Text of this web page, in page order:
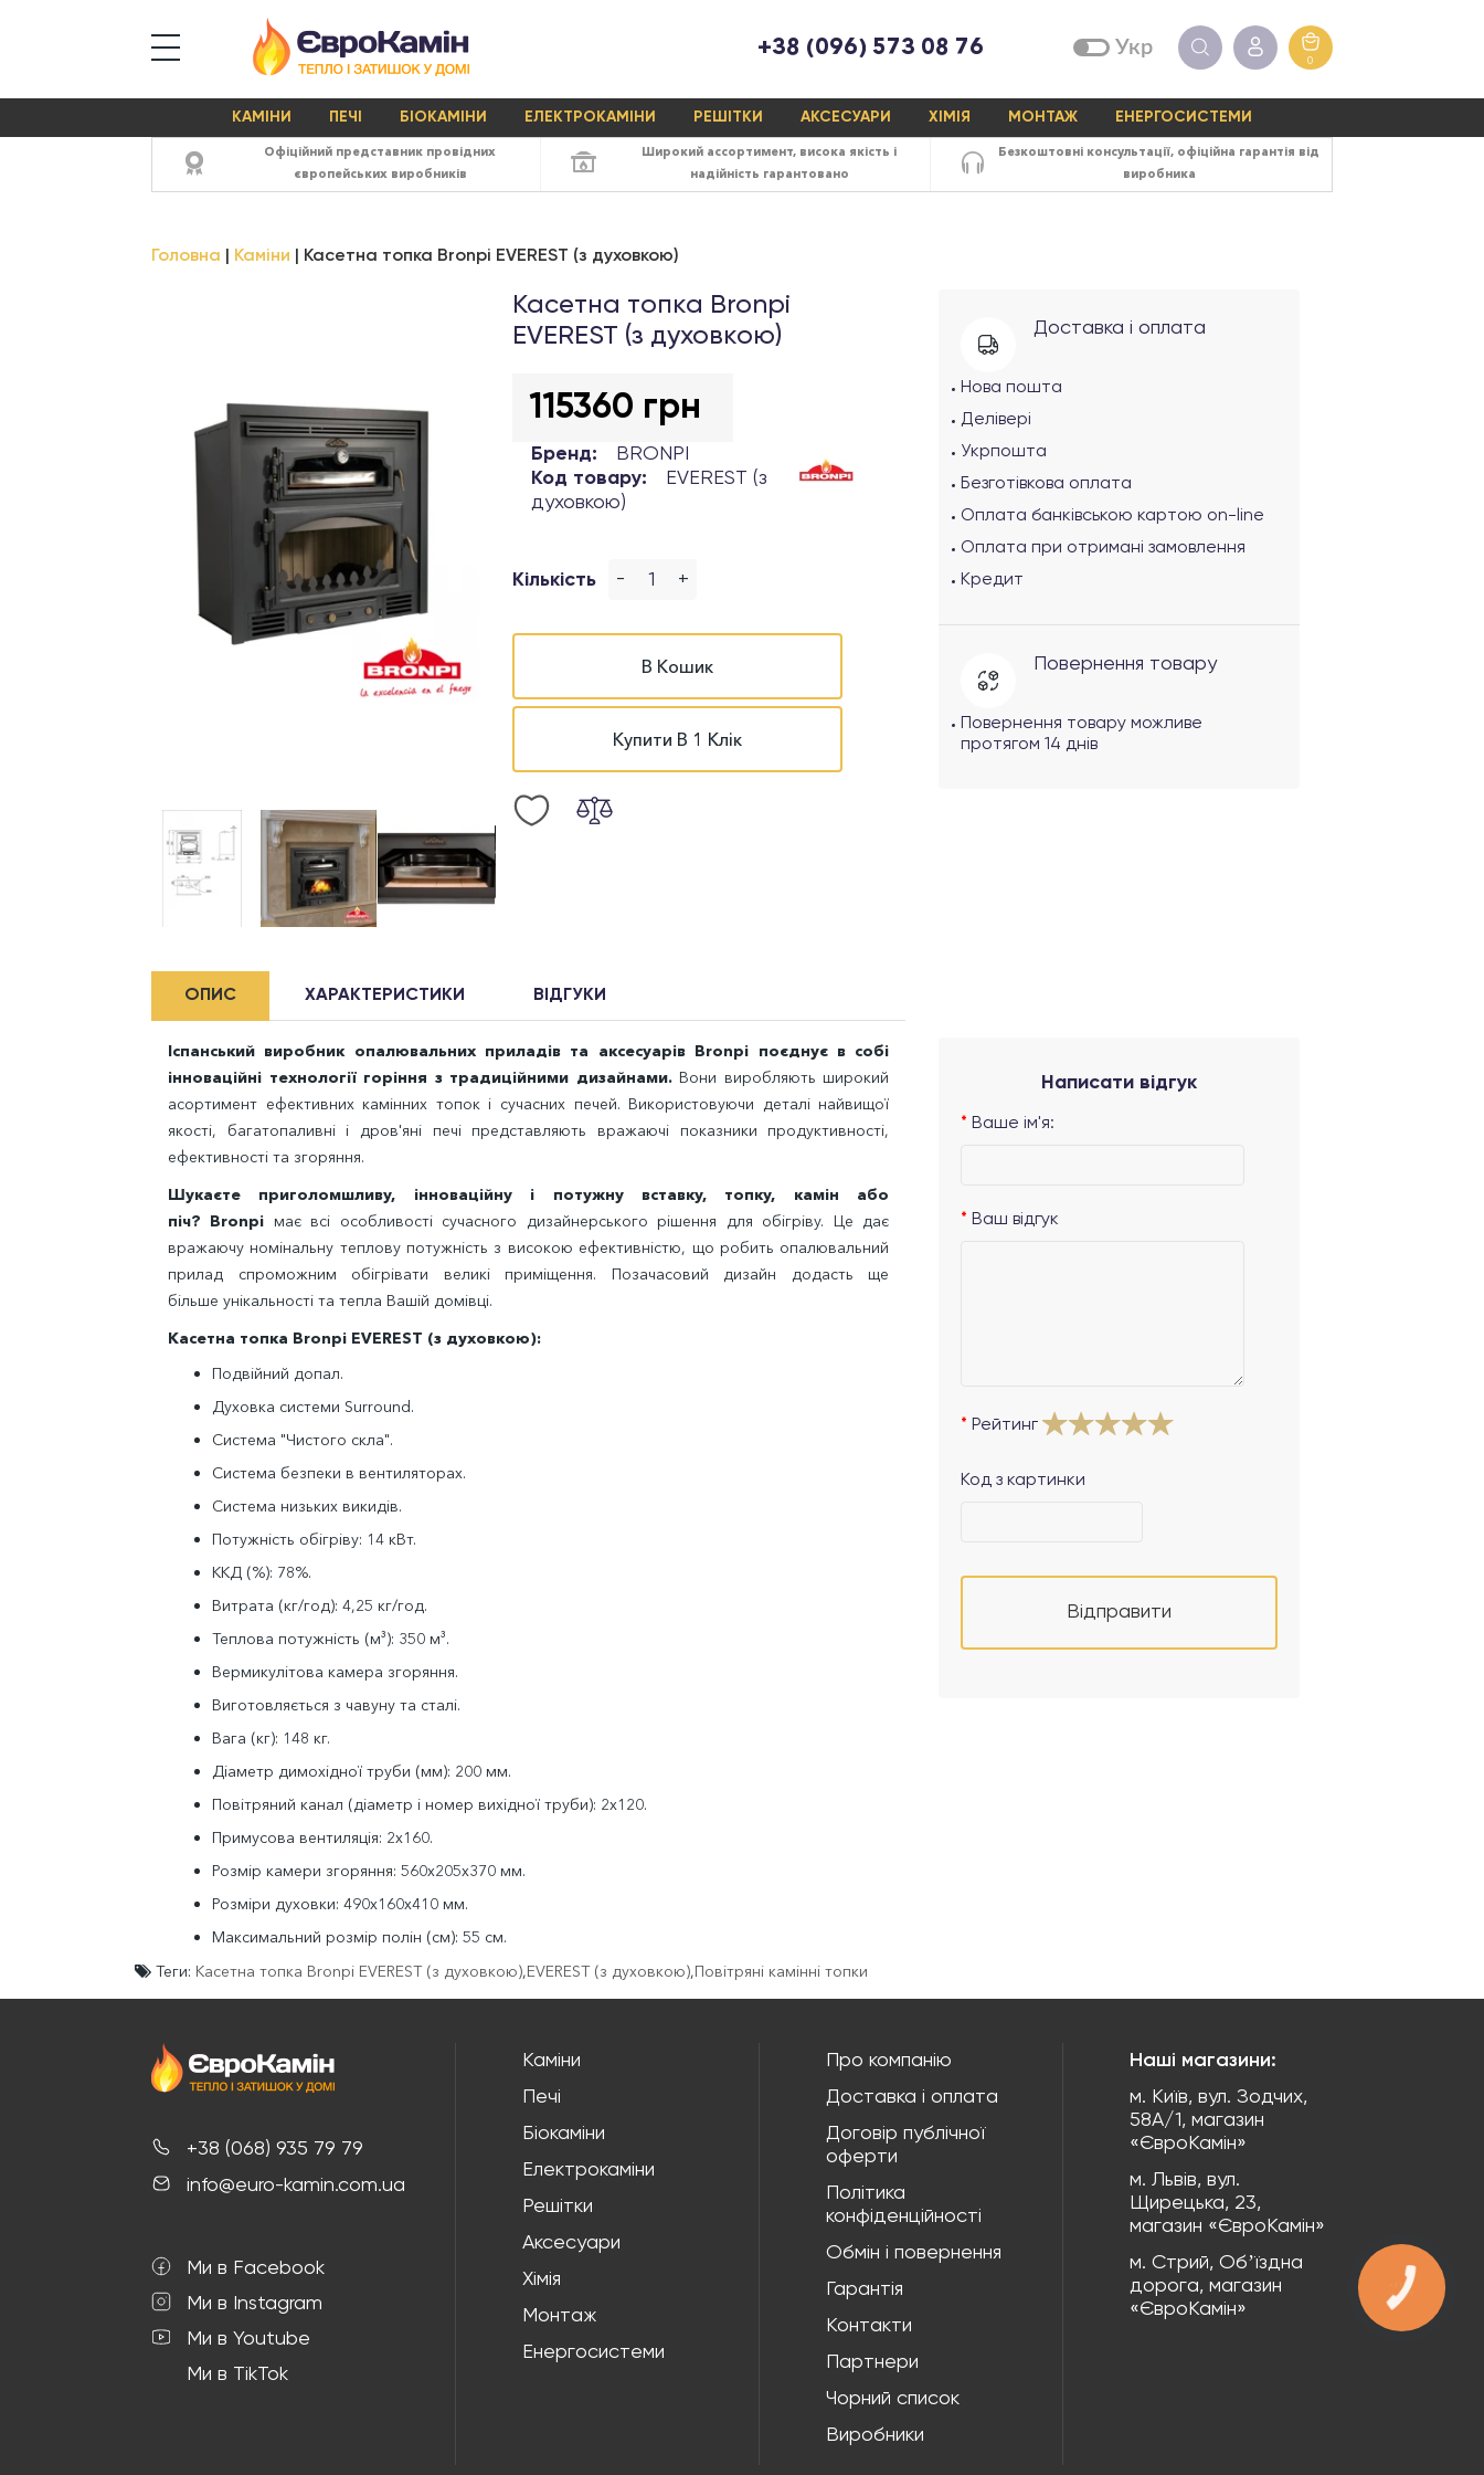
+38 (096) 573 08 76 Укр
0
КАМІНИ ПЕЧІ БІОКАМІНИ ЕЛЕКТРОКАМІНИ РЕШІТКИ АКСЕСУАРИ ХІМІЯ МОНТАЖ ЕНЕРГОСИСТЕМИ
Офіційний представник провідних
європейських виробників
Широкий ассортимент, висока якість і
надійність гарантовано
Безкоштовні консультації, офіційна гарантія від
виробника
Головна Каміни Касетна топка Bronpi EVEREST (з духовкою)
Касетна топка Bronpi
EVEREST (з духовкою)
115360 грн
Бренд:
BRONPI
Код товару:
EVEREST (з
духовкою)
Кількість - +
В Кошик
Купити В 1 Клік
Доставка і оплата
Нова пошта
Делівері
Укрпошта
Безготівкова оплата
Оплата банківською картою on-line
Оплата при отримані замовлення
Кредит
Повернення товару
Повернення товару можливе
протягом 14 днів
ОПИС ХАРАКТЕРИСТИКИ ВІДГУКИ
Іспанський виробник опалювальних приладів та аксесуарів Bronpi поєднує в собі
інноваційні технології горіння з традиційними дизайнами.Вони виробляють широкий
асортимент ефективних камінних топок і сучасних печей. Використовуючи деталі найвищої
якості, багатопаливні і дров'яні печі представляють вражаючі показники продуктивності,
ефективності та згоряння.
Шукаєте приголомшливу, інноваційну і потужну вставку, топку, камін або
піч? Bronpi має всі особливості сучасного дизайнерського рішення для обігріву. Це дає
вражаючу номінальну теплову потужність з високою ефективністю, що робить опалювальний
прилад спроможним обігрівати великі приміщення. Позачасовий дизайн додасть ще
більше унікальності та тепла Вашій домівці.
Касетна топка Bronpi EVEREST (з духовкою):
Подвійний допал.
Духовка системи Surround.
Система "Чистого скла".
Система безпеки в вентиляторах.
Система низьких викидів.
Потужність обігріву: 14 кВт.
ККД (%): 78%.
Витрата (кг/год): 4,25 кг/год.
Теплова потужність (м³): 350 м³.
Вермикулітова камера згоряння.
Виготовляється з чавуну та сталі.
Вага (кг): 148 кг.
Діаметр димохідної труби (мм): 200 мм.
Повітряний канал (діаметр і номер вихідної труби): 2x120.
Примусова вентиляція: 2х160.
Розмір камери згоряння: 560x205x370 мм.
Розміри духовки: 490x160x410 мм.
Максимальний розмір полін (см): 55 см.
Написати відгук
Ваше ім'я:
Ваш відгук
Рейтинг
Код з картинки
Відправити
Теги: Касетна топка Bronpi EVEREST (з духовкою),EVEREST (з духовкою),Повітряні камінні топки
+38 (068) 935 79 79
info@euro-kamin.com.ua
Ми в Facebook
Ми в Instagram
Ми в Youtube
Ми в TikTok
Каміни
Печі
Біокаміни
Електрокаміни
Решітки
Аксесуари
Хімія
Монтаж
Енергосистеми
Про компанію
Доставка і оплата
Договір публічної
оферти
Політика
конфіденційності
Обмін і повернення
Гарантія
Контакти
Партнери
Чорний список
Виробники
Наші магазини:
м. Київ, вул. Зодчих,
58А/1, магазин
«ЄвроКамін»
м. Львів, вул.
Щирецька, 23,
магазин «ЄвроКамін»
м. Стрий, Обʼїздна
дорога, магазин
«ЄвроКамін»
КНОПКА
ЗВ'ЯЗКУ